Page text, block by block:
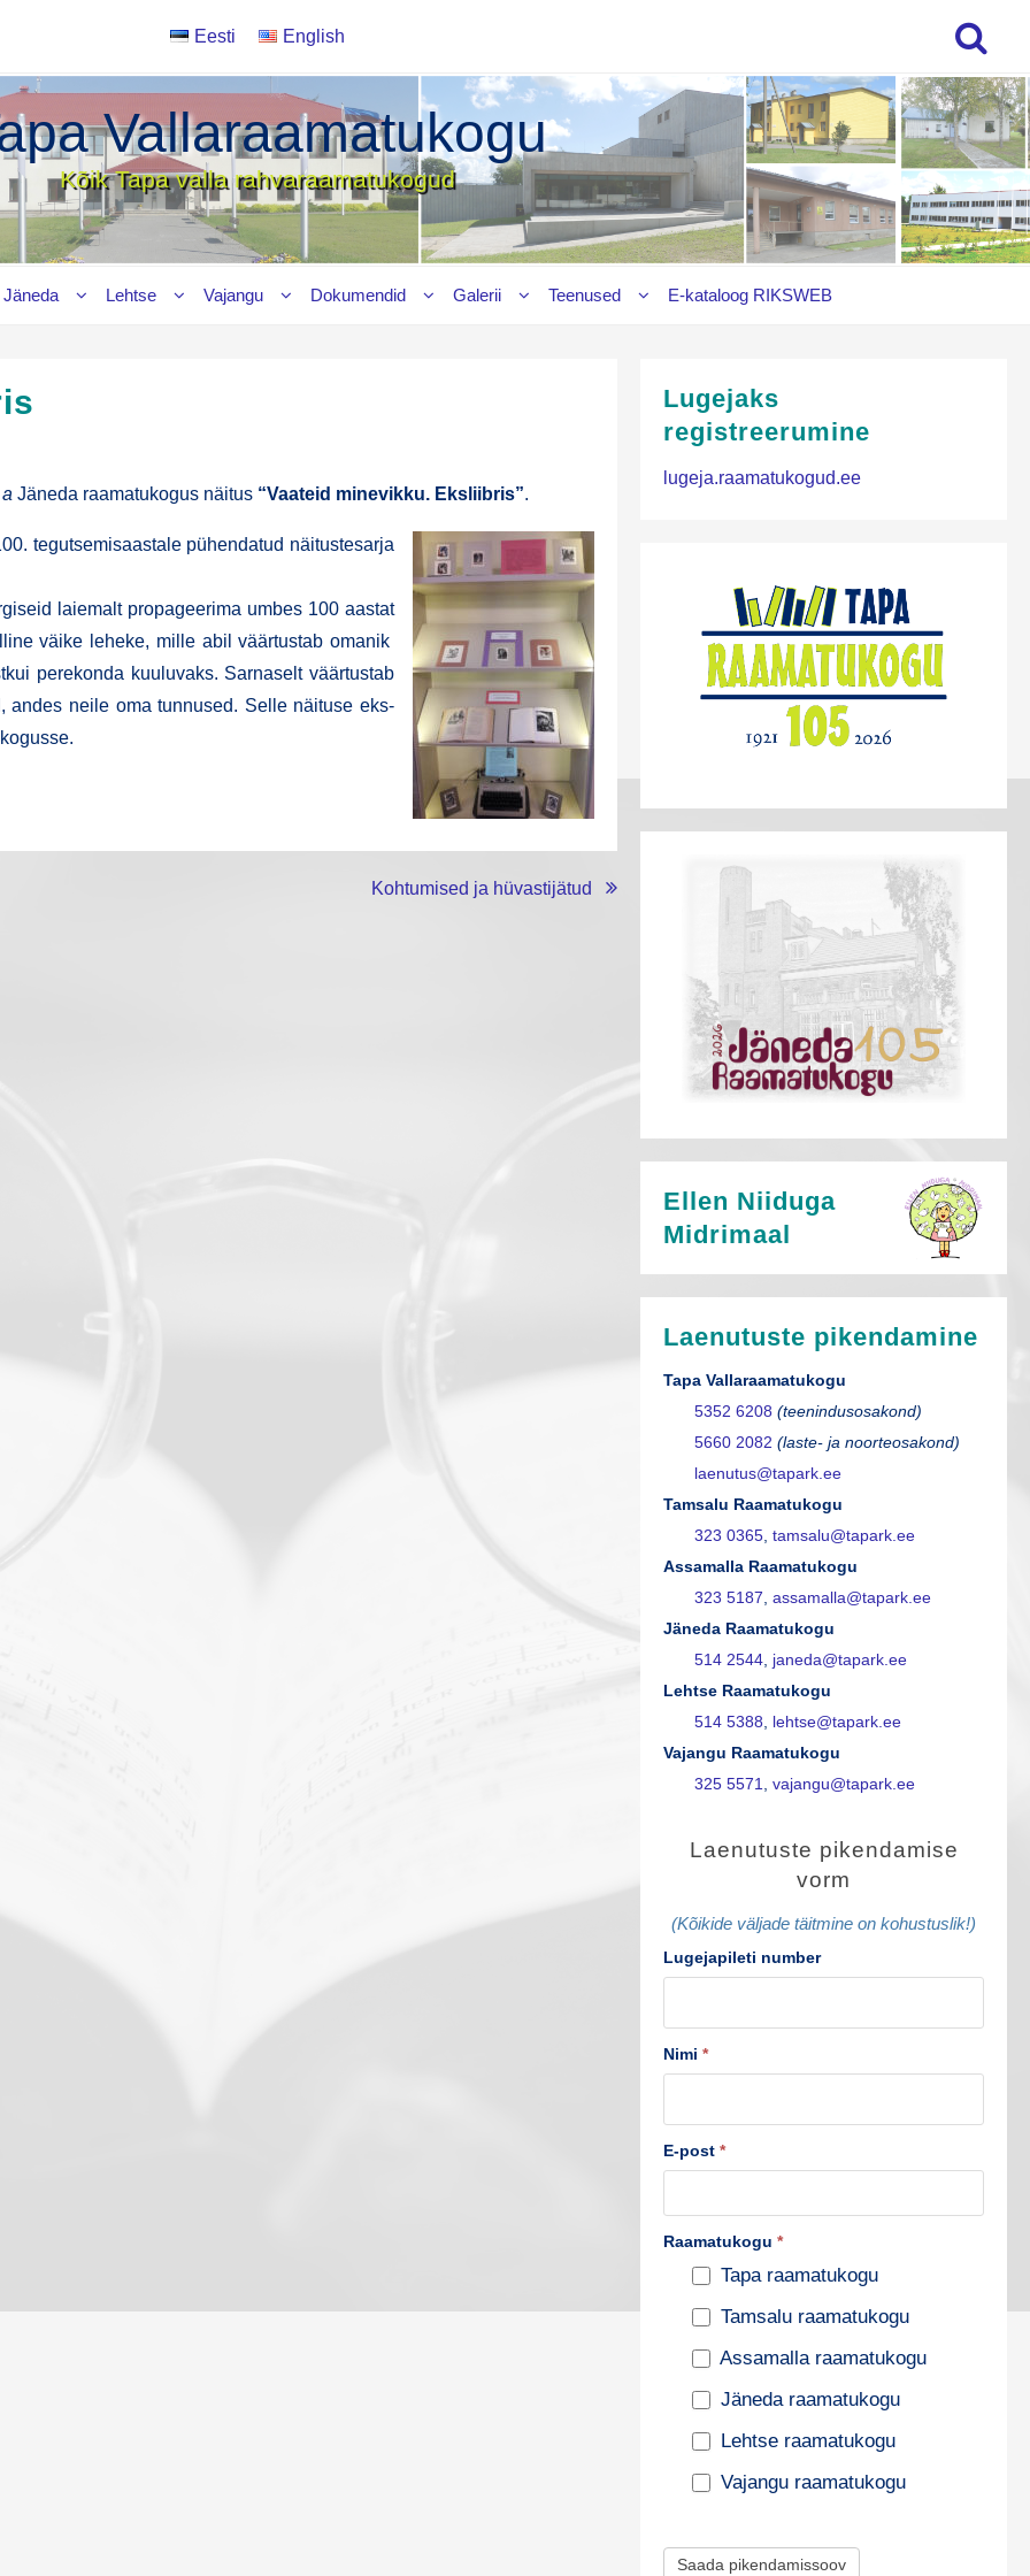
Eesti English
Vallaraamatukogu
Kõik Tapa valla rahvaraamatukogud
Jäneda Lehtse Vajangu Dokumendid Galerii Teenused E‑kataloog RIKSWEB
Jäne­da raa­ma­tu­ko­gus näi­tus “Vaa­teid mine­vik­ku. Eks­liib­ris”.
tegut­se­mis­aas­ta­le pühen­da­tud näi­tus­te­sar­ja
laie­malt pro­pa­gee­ri­ma umbes 100 aas­tat
väi­ke lehe­ke, mil­le abil väär­tus­tab oma­nik
pere­kon­da kuu­lu­vaks. Sar­na­selt väär­tus­tab
andes nei­le oma tun­nu­sed. Sel­le näi­tu­se eks­
Kohtumised ja hüvastijätud
Lugejaks
registreerumine
lugeja.raamatukogud.ee
Ellen Niiduga
Midrimaal
Laenutuste pikendamine
Tapa Vallaraamatukogu
5352 6208 (teenindusosakond)
5660 2082 (laste- ja noorteosakond)
laenutus@tapark.ee
Tamsalu Raamatukogu
323 0365,tamsalu@tapark.ee
Assamalla Raamatukogu
323 5187,assamalla@tapark.ee
Jäneda Raamatukogu
514 2544, janeda@tapark.ee
Lehtse Raamatukogu
514 5388, lehtse@tapark.ee
Vajangu Raamatukogu
325 5571,vajangu@tapark.ee
n
t
u
e
i
Laenutuste pikendamise
vorm
(Kõikide väljade täitmine on kohustuslik!)
Lugejapileti number
Nimi *
E-post *
Raamatukogu *
Tapa raamatukogu
Tamsalu raamatukogu
Assamalla raamatukogu
Jäneda raamatukogu
Lehtse raamatukogu
Vajangu raamatukogu
Saada pikendamissoov